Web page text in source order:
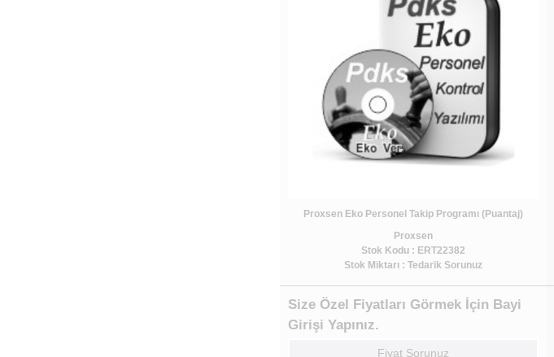
Proxsen Eko Personel Takip Programı (Puantaj)
Proxsen
Stok Kodu : ERT22382
Stok Miktarı : Tedarik Sorunuz
Size Özel Fiyatları Görmek İçin Bayi
Girişi Yapınız.
Fiyat Sorunuz